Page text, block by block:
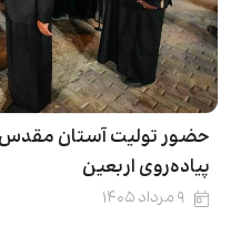
حضور تولیت آستان
پیاده‌روی اربعین
۹ مرداد ۱۴۰۵